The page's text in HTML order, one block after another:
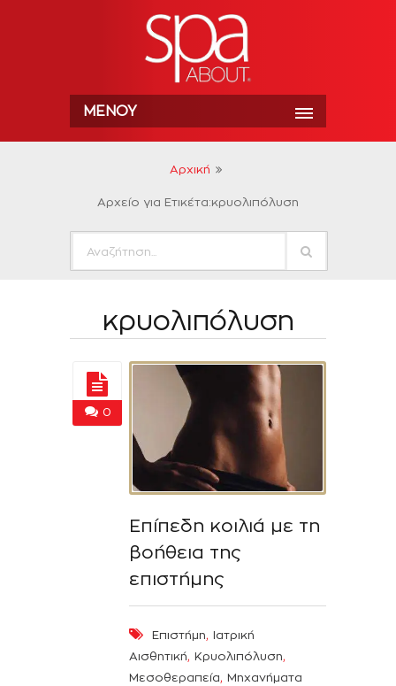
ΜΕΝΟΎ
Αρχική
Αρχείο για Ετικέτα:κρυολιπόλυση
κρυολιπόλυση
0
Επίπεδη κοιλιά με τη
βοήθεια της
επιστήμης
Επιστήμη, Ιατρική
Αισθητική, Κρυολιπόλυση,
Μεσοθεραπεία, Μηχανήματα